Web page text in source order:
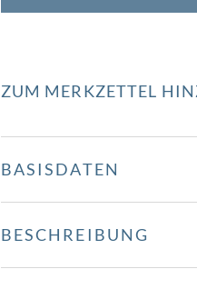
ZUM MERKZETTEL
BASISDATEN
BESCHREIBUNG